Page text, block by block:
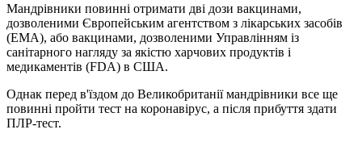
Мандрівники повинні отримати дві дози вакцинами,
дозволеними Європейським агентством з лікарських засобів
(EMA), або вакцинами, дозволеними Управлінням із
санітарного нагляду за якістю харчових продуктів і
медикаментів (FDA) в США.
Однак перед в'їздом до Великобританії мандрівники все ще
повинні пройти тест на коронавірус, а після прибуття здати
ПЛР-тест.